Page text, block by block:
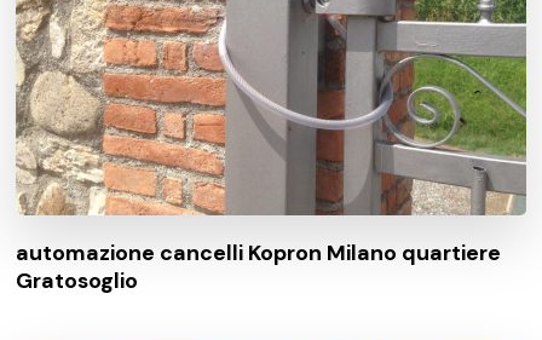
automazione cancelli Kopron Milano quartiere
Gratosoglio